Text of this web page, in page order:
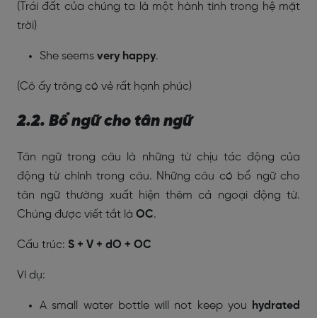
(Trái đất của chúng ta là một hành tinh trong hệ mặt
trời)
She seems very happy.
(Cô ấy trông có vẻ rất hạnh phúc)
2.2. Bổ ngữ cho tân ngữ
Tân ngữ trong câu là những từ chịu tác động của
động từ chính trong câu. Những câu có bổ ngữ cho
tân ngữ thường xuất hiện thêm cả ngoại động từ.
Chúng được viết tắt là OC.
Cấu trúc: S + V + dO + OC
Ví dụ:
A small water bottle will not keep you
hydrated